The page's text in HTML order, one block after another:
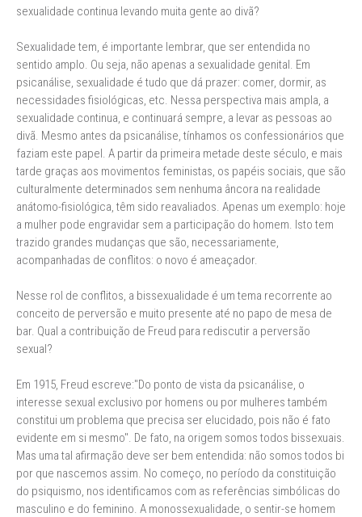
sexualidade continua levando muita gente ao divã?
Sexualidade tem, é importante lembrar, que ser entendida no
sentido amplo. Ou seja, não apenas a sexualidade genital. Em
psicanálise, sexualidade é tudo que dá prazer: comer, dormir, as
necessidades fisiológicas, etc. Nessa perspectiva mais ampla, a
sexualidade continua, e continuará sempre, a levar as pessoas ao
divã. Mesmo antes da psicanálise, tínhamos os confessionários que
faziam este papel. A partir da primeira metade deste século, e mais
tarde graças aos movimentos feministas, os papéis sociais, que são
culturalmente determinados sem nenhuma âncora na realidade
anátomo-fisiológica, têm sido reavaliados. Apenas um exemplo: hoje
a mulher pode engravidar sem a participação do homem. Isto tem
trazido grandes mudanças que são, necessariamente,
acompanhadas de conflitos: o novo é ameaçador.
Nesse rol de conflitos, a bissexualidade é um tema recorrente ao
conceito de perversão e muito presente até no papo de mesa de
bar. Qual a contribuição de Freud para rediscutir a perversão
sexual?
Em 1915, Freud escreve:"Do ponto de vista da psicanálise, o
interesse sexual exclusivo por homens ou por mulheres também
constitui um problema que precisa ser elucidado, pois não é fato
evidente em si mesmo". De fato, na origem somos todos bissexuais.
Mas uma tal afirmação deve ser bem entendida: não somos todos bi
por que nascemos assim. No começo, no período da constituição
do psiquismo, nos identificamos com as referências simbólicas do
masculino e do feminino. A monossexualidade, o sentir-se homem